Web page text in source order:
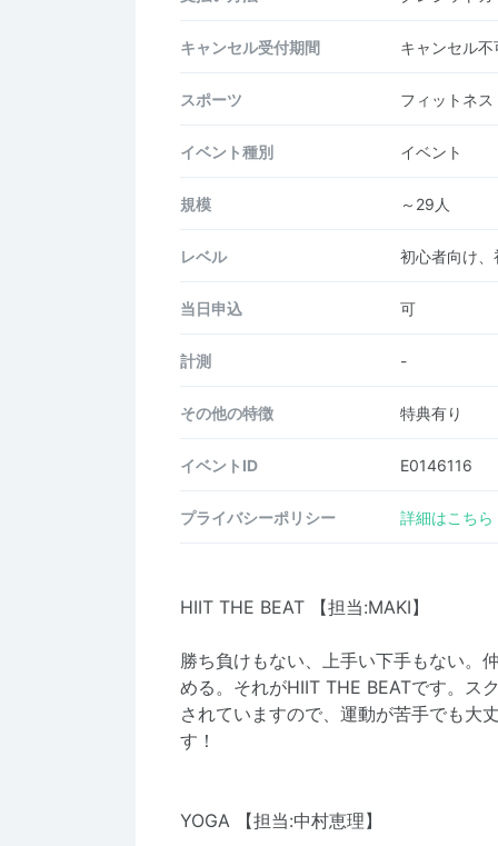
キャンセル受付期間 キャンセル
スポーツ フィットネス
イベント種別 イベント
規模 ～29人
レベル 初心者向け
当日申込 可
計測 -
その他の特徴 特典有り
イベントID E0146116
プライバシーポリシー 詳細はこちら
HIIT THE BEAT 【担当:MAKI】
勝ち負けもない、上手い下手もない。
める。それがHIIT THE BEATです。ス
されていますので、運動が苦手でも大
す！
YOGA 【担当:中村恵理】